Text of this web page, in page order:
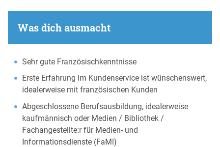
Was dich ausmacht
Sehr gute Französischkenntnisse
Erste Erfahrung im Kundenservice ist wünschenswert,
idealerweise mit französischen Kunden
Abgeschlossene Berufsausbildung, idealerweise
kaufmännisch oder Medien / Bibliothek /
Fachangestellte:r für Medien- und
Informationsdienste (FaMI)